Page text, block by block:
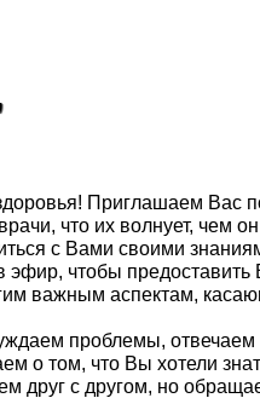
Приглашаем Вас
что их волнует, чем
с Вами своими
чтобы предоставить
важным аспектам,
проблемы, отвечаем
о том, что Вы хотели
друг с другом, но